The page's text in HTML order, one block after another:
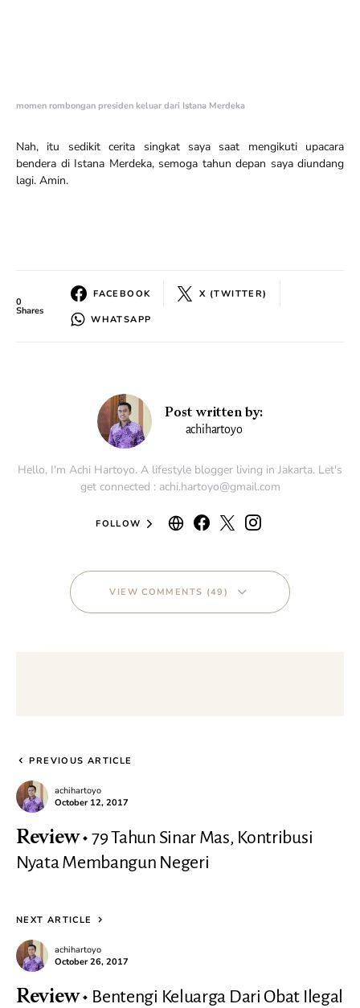
momen rombongan presiden keluar dari Istana Merdeka
Nah, itu sedikit cerita singkat saya saat mengikuti upacara
bendera di Istana Merdeka, semoga tahun depan saya diundang
lagi. Amin.
0
Shares
FACEBOOK X (TWITTER)
WHATSAPP
Post written by:
achihartoyo
Hello, I'm Achi Hartoyo. A lifestyle blogger living in Jakarta. Let's
get connected : achi.hartoyo@gmail.com
FOLLOW
VIEW COMMENTS (49)
PREVIOUS ARTICLE
achihartoyo
October 12, 2017
Review
79 Tahun Sinar Mas, Kontribusi
Nyata Membangun Negeri
NEXT ARTICLE
achihartoyo
October 26, 2017
Review Bentengi Keluarga Dari Obat Ilegal